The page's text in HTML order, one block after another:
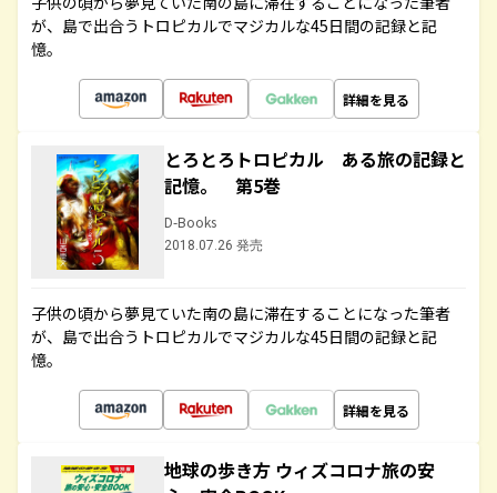
が、島で出合うトロピカルでマジカルな45日間の記録と記
憶。
詳細を見る
とろとろトロピカル ある旅の記録と
記憶。 第5巻
D-Books
2018.07.26 発売
子供の頃から夢見ていた南の島に滞在することになった筆者
が、島で出合うトロピカルでマジカルな45日間の記録と記
憶。
詳細を見る
地球の歩き方 ウィズコロナ旅の安